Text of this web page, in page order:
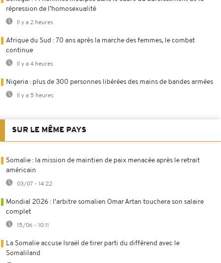
répression de l’homosexualité
Il y a 2 heures
Afrique du Sud : 70 ans après la marche des femmes, le combat
continue
Il y a 4 heures
Nigeria : plus de 300 personnes libérées des mains de bandes armées
Il y a 5 heures
SUR LE MÊME PAYS
Somalie : la mission de maintien de paix menacée après le retrait
américain
03/07 - 14:22
Mondial 2026 : l'arbitre somalien Omar Artan touchera son salaire
complet
15/06 - 10:11
La Somalie accuse Israël de tirer parti du différend avec le
Somaliland